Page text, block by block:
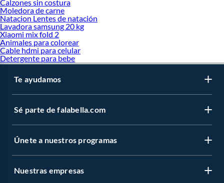
Calzones sin costura
Moledora de carne
Natacion Lentes de natación
Lavadora samsung 20 kg
Xiaomi mix fold 2
Animales para colorear
Cable hdmi para celular
Detergente para bebe
Te ayudamos
Sé parte de falabella.com
Únete a nuestros programas
Nuestras empresas